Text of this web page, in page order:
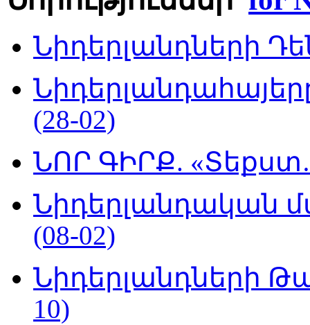
Նիդերլանդների
(28-02)
ՆՈՐ ԳԻՐՔ.
Նիդերլանդական
(08-02)
Նիդերլանդների
10)